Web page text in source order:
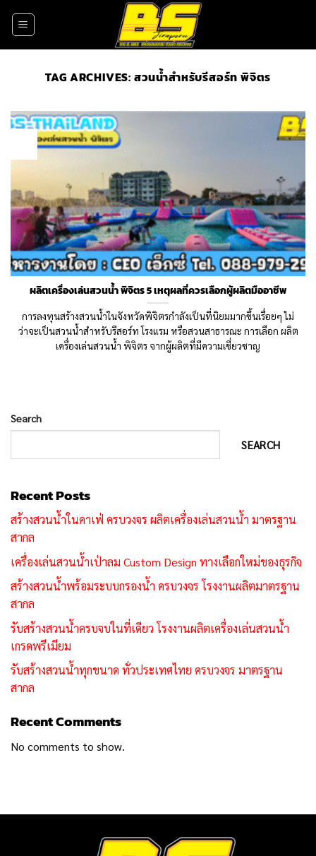
TAG ARCHIVES: สวนน้ำสำหรับรีสอร์ท พิจิตร
ผลิตเครื่องเล่นสวนน้ำ พิจิตร 5 เหตุผลที่ควรเลือกผู้ผลิตมืออาชีพ
การลงทุนสร้างสวนน้ำในจังหวัดพิจิตรกำลังเป็นที่นิยมมากขึ้นเรื่อยๆ ไม่
ว่าจะเป็นสวนน้ำสำหรับรีสอร์ท โรงแรม หรือสวนสาธารณะ การเลือก ผลิต
เครื่องเล่นสวนน้ำ พิจิตร จากผู้ผลิตที่มีความเชี่ยวชาญ
Search
SEARCH
Recent Posts
สร้างสวนน้ำในคาเฟ่ ครบวงจร ผลิตเครื่องเล่นสวนน้ำ มาตรฐาน
สากล
เครื่องเล่นสวนน้ำเป่าลม Custom Design ทางเลือกใหม่ของธุรกิจ
สร้างสวนน้ำพร้อมระบบกรองน้ำ ครบวงจร โรงงานผลิตมาตรฐาน
สากล
รับสร้างสวนน้ำครบจบในที่เดียว โรงงานผลิตเครื่องเล่นสวนน้ำ
เกรดพรีเมียม
รับสร้างสวนน้ำทุกขนาด ทั่วประเทศไทย ครบวงจร มาตรฐาน
สากล
Recent Comments
No comments to show.